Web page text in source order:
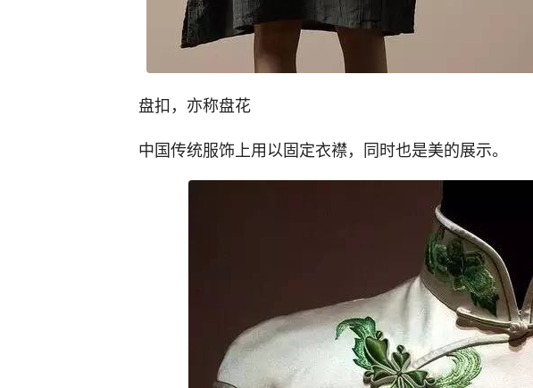
盘扣，亦称盘花
中国传统服饰上用以固定衣襟，同时也是美的展示。